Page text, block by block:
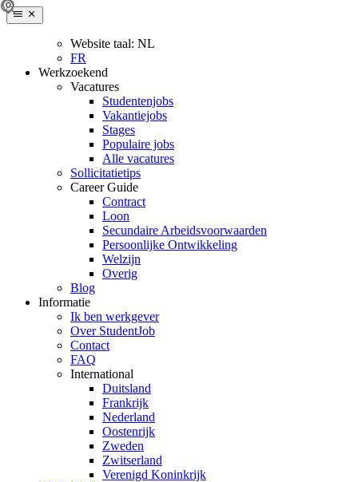
Website taal: NL
FR
Werkzoekend
Vacatures
Studentenjobs
Vakantiejobs
Stages
Populaire jobs
Alle vacatures
Sollicitatietips
Career Guide
Contract
Loon
Secundaire Arbeidsvoorwaarden
Persoonlijke Ontwikkeling
Welzijn
Overig
Blog
Informatie
Ik ben werkgever
Over StudentJob
Contact
FAQ
International
Duitsland
Frankrijk
Nederland
Oostenrijk
Zweden
Zwitserland
Verenigd Koninkrijk